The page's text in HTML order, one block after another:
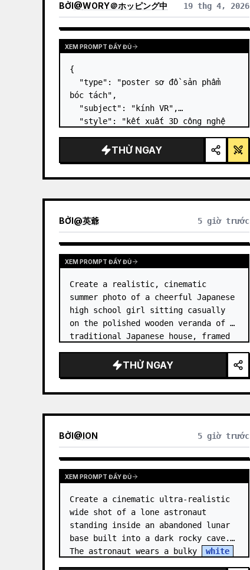
BỞI@WORY＠ホッピング中 19 thg 4, 2026
XEM PROMPT ĐẦY ĐỦ
{
  "type": "poster sơ đồ sản phẩm
bóc tách",
  "subject": "kính VR",
  "style": "kết xuất 3D công nghệ
điểm nhấn phát sáng",
  "background": "{argument
dương dịu nhẹ\"…
THỬ NGAY
BỞI@英爺 5 giờ trước
XEM PROMPT ĐẦY ĐỦ
Create a realistic, cinematic
summer photo of a cheerful Japanese
high school girl sitting casually
on the polished wooden veranda of a
traditional Japanese house, framed
doors. She wears a white sailor-
style school uniform top w…
THỬ NGAY
BỞI@ION 5 giờ trước
XEM PROMPT ĐẦY ĐỦ
Create a cinematic ultra-realistic
wide shot of a lone astronaut
standing inside an abandoned lunar
base built into a dark rocky cave.
The astronaut wears a bulky
white